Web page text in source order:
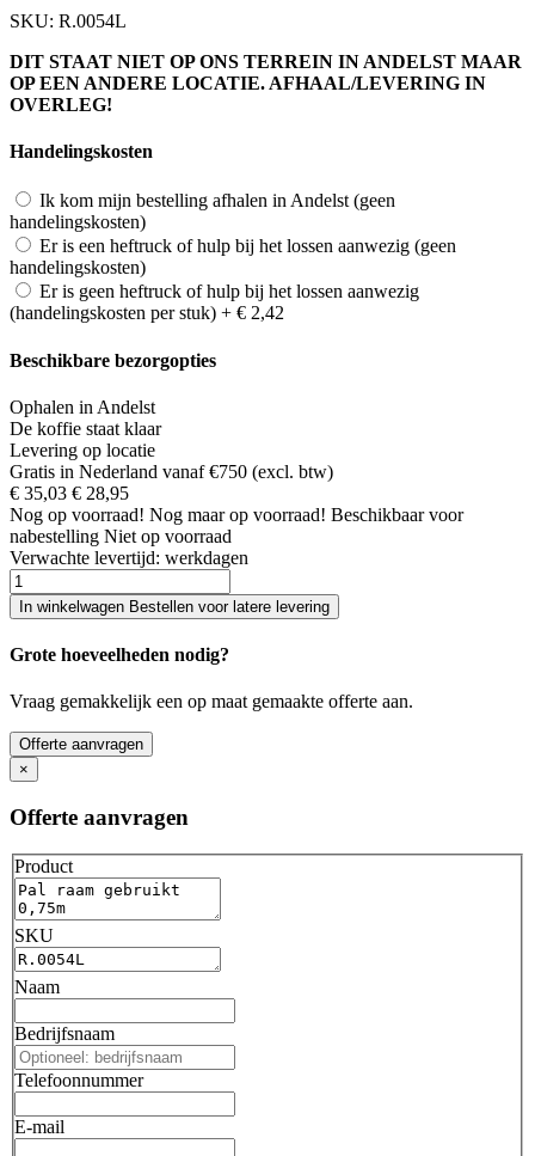
SKU: R.0054L
DIT STAAT NIET OP ONS TERREIN IN ANDELST MAAR
OP EEN ANDERE LOCATIE. AFHAAL/LEVERING IN
OVERLEG!
Handelingskosten
Ik kom mijn bestelling afhalen in Andelst (geen
handelingskosten)
Er is een heftruck of hulp bij het lossen aanwezig (geen
handelingskosten)
Er is geen heftruck of hulp bij het lossen aanwezig
(handelingskosten per stuk) + € 2,42
Beschikbare bezorgopties
Ophalen in Andelst
De koffie staat klaar
Levering op locatie
Gratis in Nederland vanaf €750 (excl. btw)
€ 35,03 € 28,95
Nog op voorraad! Nog maarop voorraad! Beschikbaar voor
nabestelling Niet op voorraad
Verwachte levertijd: werkdagen
In winkelwagen Bestellen voor latere levering
Grote hoeveelheden nodig?
Vraag gemakkelijk een op maat gemaakte offerte aan.
Offerte aanvragen
×
Offerte aanvragen
Product
SKU
Naam
Bedrijfsnaam
Telefoonnummer
E-mail